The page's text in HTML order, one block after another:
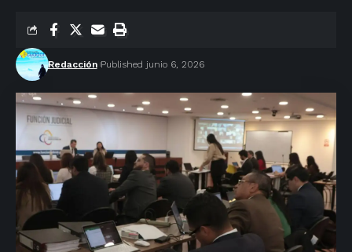
Redacción Published junio 6, 2026